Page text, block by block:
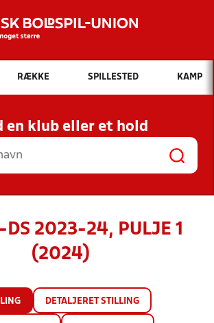
Hvad vil du søge efter?
INDHOLD OG NYHEDER
RESULTATER, KLUBBER OG
HOLD
RÆKKE SPILLESTED KAMP
en klub eller et hold
DS 2023-24, PULJE 1
(2024)
DETALJERET STILLING